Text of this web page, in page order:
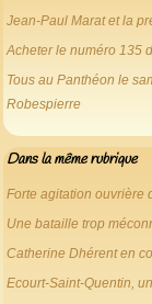
Jean-Paul Marat et la
Acheter le numéro 135
Tous au Panthéon le
Robespierre
Dans la même rubrique
Forte agitation ouvrière
Une bataille trop
Catherine Dhérent en
Ecourt-Saint-Quentin,